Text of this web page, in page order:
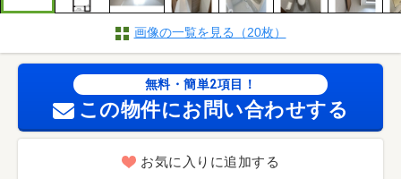
画像の一覧を見る（20枚）
無料・簡単2項目！
この物件にお問い合わせする
お気に入りに追加する